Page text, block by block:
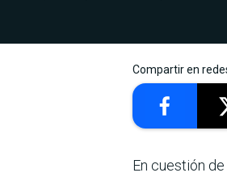
Compartir en
En cuestión